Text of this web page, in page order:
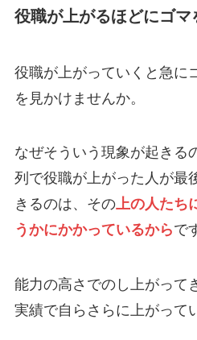
役職が上がるほどにゴマ
役職が上がっていくと急に
を見かけませんか。
なぜそういう現象が起きる
列で役職が上がった人が最
きるのは、その上の人たち
うかにかかっているからで
能力の高さでのし上がって
実績で自らさらに上がって